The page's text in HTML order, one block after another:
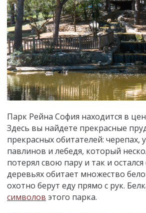
Парк Рейна София находится в
Здесь вы найдете прекрасные
прекрасных обитателей: черепах,
павлинов и лебедя, который
потерял свою пару и так и
деревьях обитает множество
охотно берут еду прямо с рук.
символов этого парка.